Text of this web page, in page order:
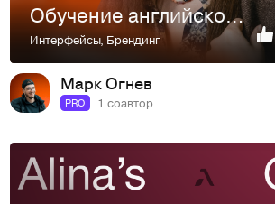
Обучение английскому языку | Алина Джафарова | Website
Интерфейсы,Брендинг
Марк Огнев
PRO 1 соавтор